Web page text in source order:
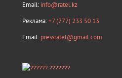
Email: info@ratel.kz
Реклама:+7 (777) 233 50 13
Email: pressratel@gmail.com